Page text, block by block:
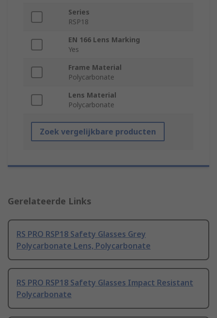
Series
RSP18
EN 166 Lens Marking
Yes
Frame Material
Polycarbonate
Lens Material
Polycarbonate
Zoek vergelijkbare producten
Gerelateerde Links
RS PRO RSP18 Safety Glasses Grey
Polycarbonate Lens, Polycarbonate
RS PRO RSP18 Safety Glasses Impact Resistant
Polycarbonate